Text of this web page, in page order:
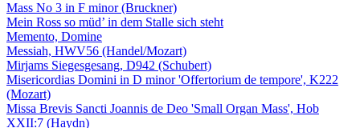
Mass No 3 in F minor (Bruckner)
Mein Ross so müd’ in dem Stalle sich steht
Memento, Domine
Messiah, HWV56 (Handel/Mozart)
Mirjams Siegesgesang, D942 (Schubert)
Misericordias Domini in D minor 'Offertorium de tempore', K222
(Mozart)
Missa Brevis Sancti Joannis de Deo 'Small Organ Mass', Hob
XXII:7 (Haydn)